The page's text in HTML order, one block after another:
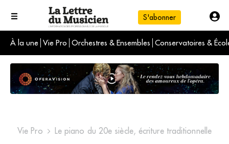
S'abonner
À la une Vie Pro Orchestres & Ensembles Conservatoires &
L'info du jour
Le numéro du mois
International
Vie Pro Le piano du 20e siècle, écriture traditionnelle